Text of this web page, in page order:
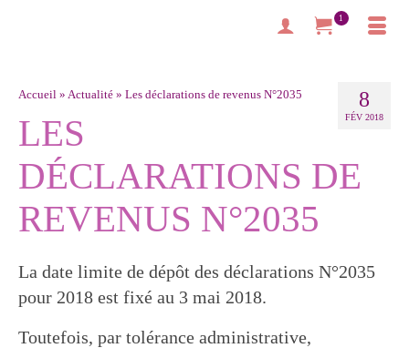
1
8
FÉV 2018
Accueil » Actualité » Les déclarations de revenus N°2035
LES
DÉCLARATIONS DE
REVENUS N°2035
La date limite de dépôt des déclarations N°2035
pour 2018 est fixé au 3 mai 2018.
Toutefois, par tolérance administrative,